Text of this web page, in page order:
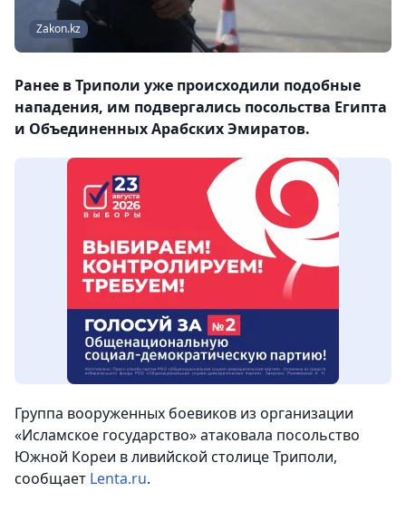
Zakon.kz
Ранее в Триполи уже происходили подобные
нападения, им подвергались посольства Египта
и Объединенных Арабских Эмиратов.
Группа вооруженных боевиков из организации
«Исламское государство» атаковала посольство
Южной Кореи в ливийской столице Триполи,
сообщает Lenta.ru.